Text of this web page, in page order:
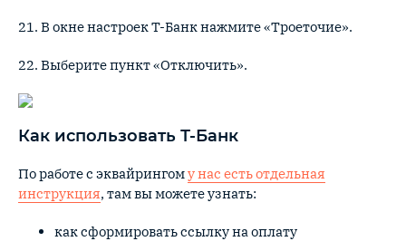
21. В окне настроек Т-Банк нажмите «Троеточие».
22. Выберите пункт «Отключить».
Как использовать Т-Банк
По работе с эквайрингому нас есть отдельная
инструкция, там вы можете узнать:
как сформировать ссылку на оплату